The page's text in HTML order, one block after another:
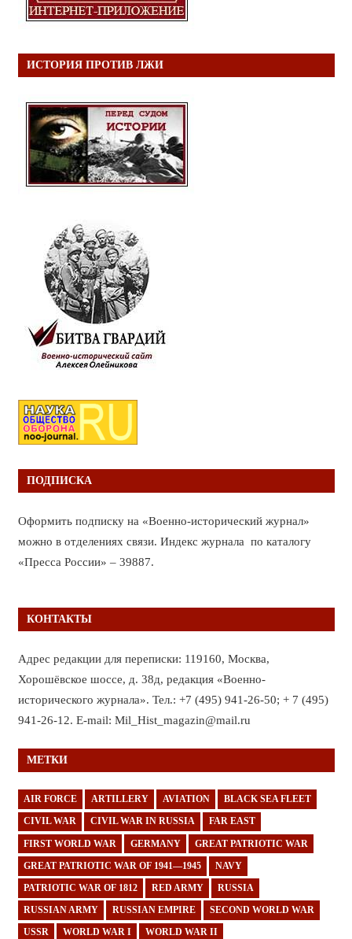
ИСТОРИЯ ПРОТИВ ЛЖИ
ПОДПИСКА
Оформить подписку на «Военно-исторический журнал»
можно в отделениях связи. Индекс журнала по каталогу
«Пресса России» – 39887.
КОНТАКТЫ
Адрес редакции для переписки: 119160, Москва,
Хорошёвское шоссе, д. 38д, редакция «Военно-
исторического журнала». Тел.: +7 (495) 941-26-50; + 7 (495)
941-26-12. E-mail: Mil_Hist_magazin@mail.ru
МЕТКИ
AIR FORCE ARTILLERY AVIATION BLACK SEA FLEET
CIVIL WAR CIVIL WAR IN RUSSIA FAR EAST
FIRST WORLD WAR GERMANY GREAT PATRIOTIC WAR
GREAT PATRIOTIC WAR OF 1941—1945 NAVY
PATRIOTIC WAR OF 1812 RED ARMY RUSSIA
RUSSIAN ARMY RUSSIAN EMPIRE SECOND WORLD WAR
USSR WORLD WAR I WORLD WAR II